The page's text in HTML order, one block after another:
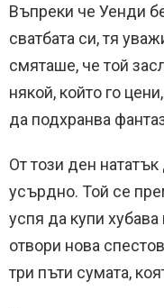
Въпреки че Уенди
сватбата си, тя
смяташе, че той
някой, който го
да подхранва
От този ден
усърдно. Той се
успя да купи
отвори нова
три пъти сумата,